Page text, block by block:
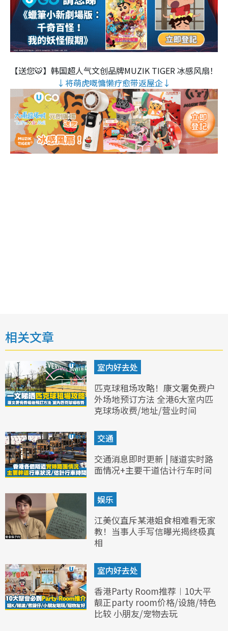
【送您🐯】韩国超人气文创品牌MUZIK TIGER 冰感风扇！
↓将萌虎嘅慵懒疗愈带返屋企↓
相关文章
室内好去处
匹克球租场攻略！康文署免费户
外场地预订方法 全港6大室内匹
克球场收费/地址/营业时间
交通
交通消息即时更新 | 隧道实时路
面情况+主要干道估计行车时间
娱乐
江美仪直斥某港姐食相难看无家
教！当事人手写信曝光揭终极真
相
室内好去处
香港Party Room推荐︱10大平
靓正party room价格/设施/特色
比较 小朋友/宠物去玩